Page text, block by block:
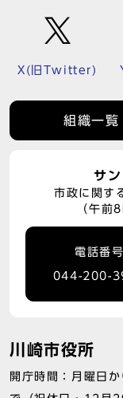
X(旧Twitter)
組織一覧
サ
市政に関す
（午前
電話番号
044-200-
川崎市役所
開庁時間：月曜日